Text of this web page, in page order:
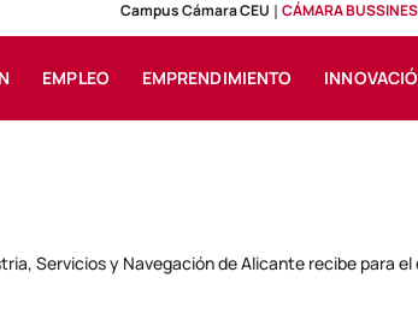
Campus Cámara CEU CÁMARA
EMPLEO EMPRENDIMIENTO
Servicios y Navegación de Alicante recibe para